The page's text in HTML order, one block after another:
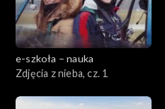
e-szkoła – nauka
Zdjęcia z nieba, cz. 1